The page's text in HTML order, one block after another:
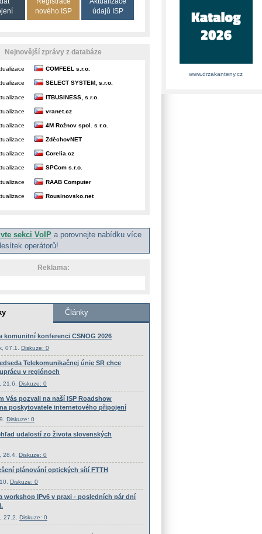
nového ISP
údajů ISP
Nejnovější zprávy z databáze
COMFEEL s.r.o.
SELECT SYSTEM, s.r.o.
ITBUSINESS, s.r.o.
vranet.cz
4M Rožnov spol. s r.o.
ZděchovNET
Corelia.cz
SPCom s.r.o.
RAAB Computer
Rousinovsko.net
sekci VoIP a porovnejte nabídku více
operátorů!
Reklama:
www.drzakanteny.cz